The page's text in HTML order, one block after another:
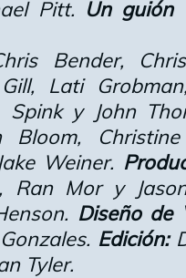
Pitt. Un guión
Bender,
Lati
Spink y John
Weiner.
Ran Mor y
Diseño de
Edición:
Tyler.